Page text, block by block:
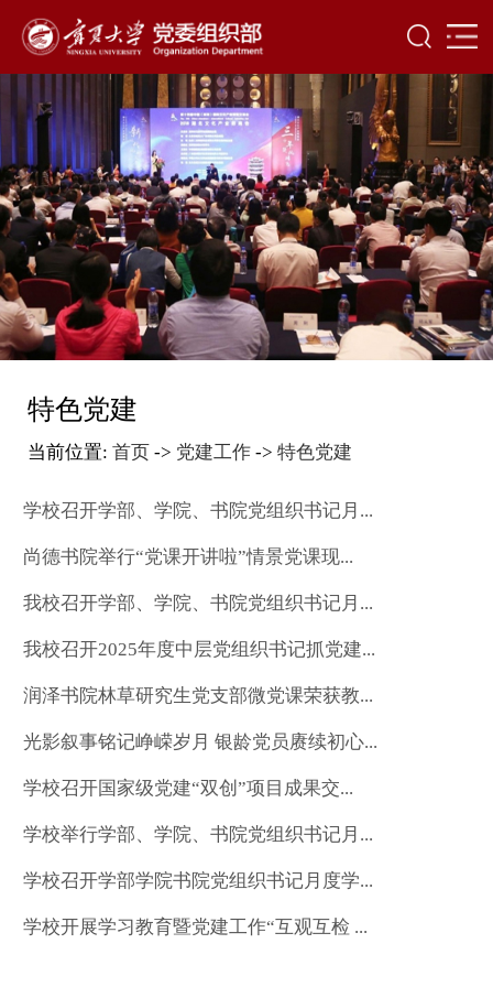
特色党建
当前位置:首页 -> 党建工作 ->特色党建
学校召开学部、学院、书院党组织书记月...
尚德书院举行“党课开讲啦”情景党课现...
我校召开学部、学院、书院党组织书记月...
我校召开2025年度中层党组织书记抓党建...
润泽书院林草研究生党支部微党课荣获教...
光影叙事铭记峥嵘岁月 银龄党员赓续初心...
学校召开国家级党建“双创”项目成果交...
学校举行学部、学院、书院党组织书记月...
学校召开学部学院书院党组织书记月度学...
学校开展学习教育暨党建工作“互观互检 ...